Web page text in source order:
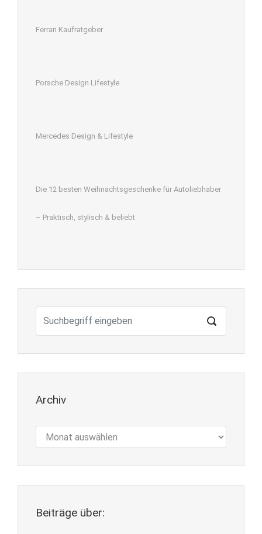
Ferrari Kaufratgeber
Porsche Design Lifestyle
Mercedes Design & Lifestyle
Die 12 besten Weihnachtsgeschenke für Autoliebhaber
– Praktisch, stylisch & beliebt
Archiv
Beiträge über: